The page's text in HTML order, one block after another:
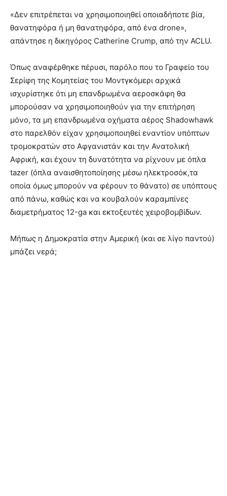
«Δεν επιτρέπεται να χρησιμοποιηθεί οποιαδήποτε βία,
θανατηφόρα ή μη θανατηφόρα, από ένα drone»,
απάντησε η δικηγόρος Catherine Crump, από την ACLU.
Όπως αναφέρθηκε πέρυσι, παρόλο που το Γραφείο του
Σερίφη της Κομητείας του Μοντγκόμερι αρχικά
ισχυρίστηκε ότι μη επανδρωμένα αεροσκάφη θα
μπορούσαν να χρησιμοποιηθούν για την επιτήρηση
μόνο, τα μη επανδρωμένα οχήματα αέρος Shadowhawk
στο παρελθόν είχαν χρησιμοποιηθεί εναντίον υπόπτων
τρομοκρατών στο Αφγανιστάν και την Ανατολική
Αφρική, και έχουν τη δυνατότητα να ρίχνουν με όπλα
tazer (όπλα αναισθητοποίησης μέσω ηλεκτροσόκ,τα
οποία όμως μπορούν να φέρουν το θάνατο) σε υπόπτους
από πάνω, καθώς και να κουβαλούν καραμπίνες
διαμετρήματος 12-ga και εκτοξευτές χειροβομβίδων.
Μήπως η Δημοκρατία στην Αμερική (και σε λίγο παντού)
μπάζει νερά;